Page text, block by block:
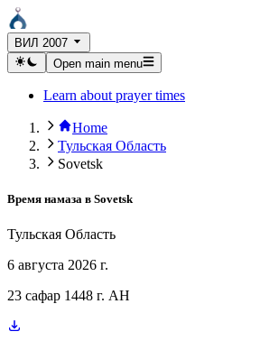
ВИЛ 2007
Open main menu
Learn about prayer times
Home
Тульская Область
Sovetsk
Время намаза в Sovetsk
Тульская Область
6 августа 2026 г.
23 сафар 1448 г. AH